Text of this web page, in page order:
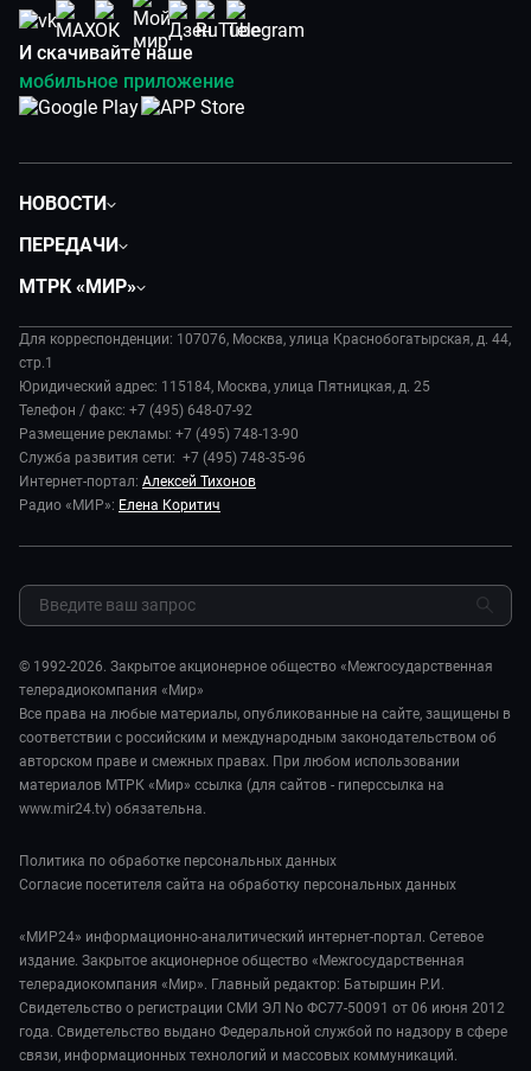
И скачивайте наше
мобильное приложение
НОВОСТИ
Экономика
Происшествия
В содружестве
В мире
Наука и технологии
Здоровье и медицина
Спорт
Шоу-бизнес
Стиль жизни
Сад и огород
ПЕРЕДАЧИ
Дела судебные
Диктор делает
Игра в кино
Игра в кино. Мультфильмы
Исторический детектив
Миллион за 5 минут
Мировое соглашение
Предварительный диагноз
Пять причин поехать в...
МТРК «МИР»
История
Руководство
Новости компании
Пресса о нас
Карьера
Реклама
Закупки и тендеры
Обратная связь
Для корреспонденции: 107076, Москва, улица Краснобогатырская, д. 44,
стр.1
Юридический адрес: 115184, Москва, улица Пятницкая, д. 25
Телефон / факс: +7 (495) 648-07-92
Размещение рекламы: +7 (495) 748-13-90
Служба развития сети: +7 (495) 748-35-96
Интернет-портал: Алексей Тихонов
Радио «МИР»: Елена Коритич
© 1992-2026. Закрытое акционерное общество «Межгосударственная
телерадиокомпания «Мир»
Все права на любые материалы, опубликованные на сайте, защищены в
соответствии с российским и международным законодательством об
авторском праве и смежных правах. При любом использовании
материалов МТРК «Мир» ссылка (для сайтов - гиперссылка на
www.mir24.tv) обязательна.
Политика по обработке персональных данных
Согласие посетителя сайта на обработку персональных данных
«МИР24» информационно-аналитический интернет-портал. Сетевое
издание. Закрытое акционерное общество «Межгосударственная
телерадиокомпания «Мир». Главный редактор: Батыршин Р.И.
Свидетельство о регистрации СМИ ЭЛ No ФС77-50091 от 06 июня 2012
года. Свидетельство выдано Федеральной службой по надзору в сфере
связи, информационных технологий и массовых коммуникаций.